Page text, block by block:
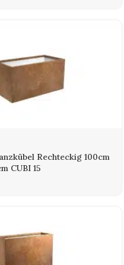
Cortenstahl groß werden
Erst im Freien beginnt er
Rostschicht, die als
Cortenstahl zu einem
Patina, wodurch jedes
Rechteckig 100cm
CUBI 15